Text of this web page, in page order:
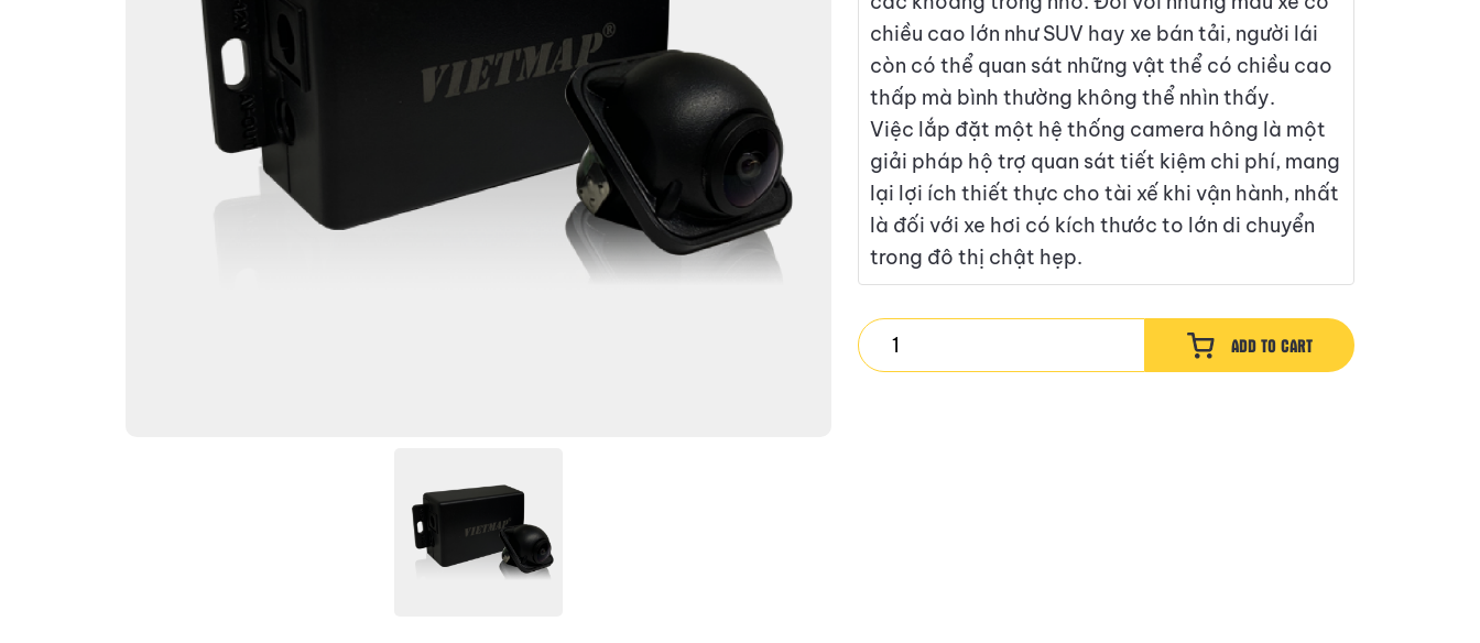
chiều cao lớn như SUV hay xe bán tải, người lái
còn có thể quan sát những vật thể có chiều cao
thấp mà bình thường không thể nhìn thấy.
Việc lắp đặt một hệ thống camera hông là một
giải pháp hộ trợ quan sát tiết kiệm chi phí, mang
lại lợi ích thiết thực cho tài xế khi vận hành, nhất
là đối với xe hơi có kích thước to lớn di chuyển
trong đô thị chật hẹp.
VIETMAP
RC01
ADD TO CART